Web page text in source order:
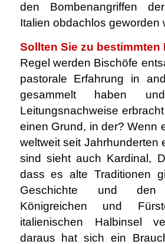
den Bombenangriffen
Italien obdachlos geworden
Sollten Sie zu bestimmten
Regel werden Bischöfe
pastorale Erfahrung in
gesammelt haben
Leitungsnachweise
einen Grund, in der? Wenn
weltweit seit Jahrhunderten
sind sieht auch Kardinal,
dass es alte Traditionen
Geschichte und den
Königreichen und
italienischen Halbinsel
daraus hat sich ein